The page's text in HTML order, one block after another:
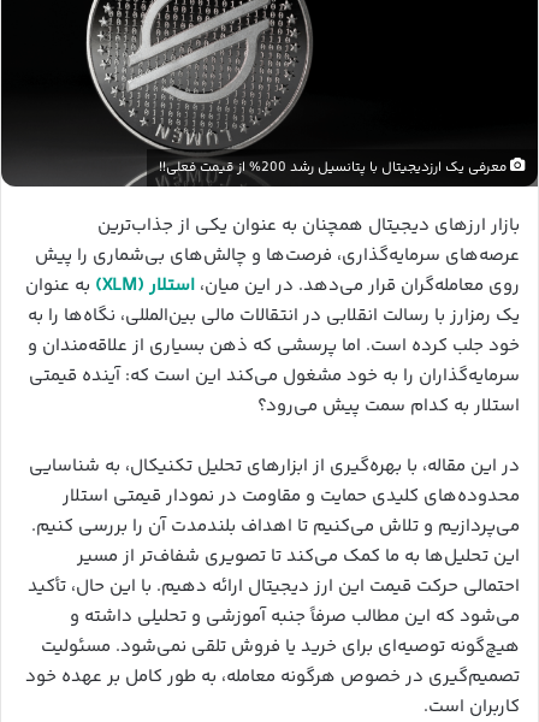
معرفی یک ارزدیجیتال با پتانسیل رشد 200% از قیمت فعلی!!
بازار ارزهای دیجیتال همچنان به عنوان یکی از جذاب‌ترین
عرصه‌های سرمایه‌گذاری، فرصت‌ها و چالش‌های بی‌شماری را پیش
روی معامله‌گران قرار می‌دهد. در این میان، استلار (XLM)
به عنوان
یک رمزارز با رسالت انقلابی در انتقالات مالی بین‌المللی، نگاه‌ها را به
خود جلب کرده است. اما پرسشی که ذهن بسیاری از علاقه‌مندان و
سرمایه‌گذاران را به خود مشغول می‌کند این است که: آینده قیمتی
استلار به کدام سمت پیش می‌رود؟
در این مقاله، با بهره‌گیری از ابزارهای تحلیل تکنیکال، به شناسایی
محدوده‌های کلیدی حمایت و مقاومت در نمودار قیمتی استلار
می‌پردازیم و تلاش می‌کنیم تا اهداف بلندمدت آن را بررسی کنیم.
این تحلیل‌ها به ما کمک می‌کند تا تصویری شفاف‌تر از مسیر
احتمالی حرکت قیمت این ارز دیجیتال ارائه دهیم. با این حال، تأکید
می‌شود که این مطالب صرفاً جنبه آموزشی و تحلیلی داشته و
هیچ‌گونه توصیه‌ای برای خرید یا فروش تلقی نمی‌شود. مسئولیت
تصمیم‌گیری در خصوص هرگونه معامله، به طور کامل بر عهده خود
کاربران است.